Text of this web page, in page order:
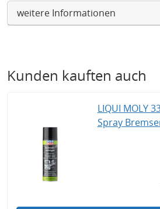
weitere Informationen
Kunden kauften auch
LIQUI MOLY
Spray